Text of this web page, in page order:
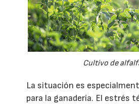
Cultivo de
La situación es
para la ganadería. El estrés